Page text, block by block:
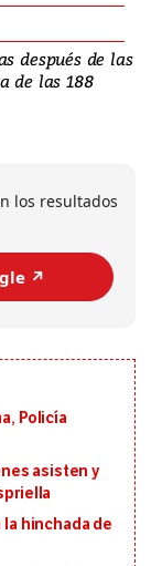
después de las
de las 188
los resultados
↗️
Policía
asisten y
hinchada de